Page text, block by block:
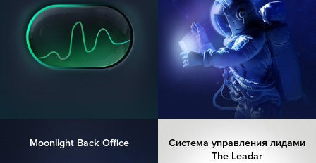
Moonlight Back Office
Система управления лидами
The Leadar